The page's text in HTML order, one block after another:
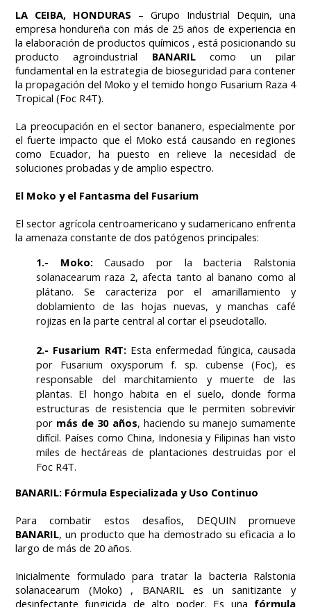
LA CEIBA, HONDURAS – Grupo Industrial Dequin, una
empresa hondureña con más de 25 años de experiencia en
la elaboración de productos químicos , está posicionando su
producto agroindustrial BANARILcomo un pilar
fundamental en la estrategia de bioseguridad para contener
la propagación del Moko y el temido hongo Fusarium Raza 4
Tropical (Foc R4T).
La preocupación en el sector bananero, especialmente por
el fuerte impacto que el Moko está causando en regiones
como Ecuador, ha puesto en relieve la necesidad de
soluciones probadas y de amplio espectro.
El Moko y el Fantasma del Fusarium
El sector agrícola centroamericano y sudamericano enfrenta
la amenaza constante de dos patógenos principales:
1.- Moko:Causado por la bacteria Ralstonia
solanacearum raza 2, afecta tanto al banano como al
plátano. Se caracteriza por el amarillamiento y
doblamiento de las hojas nuevas, y manchas café
rojizas en la parte central al cortar el pseudotallo.
2.- Fusarium R4T:Esta enfermedad fúngica, causada
por Fusarium oxysporum f. sp. cubense (Foc), es
responsable del marchitamiento y muerte de las
plantas. El hongo habita en el suelo, donde forma
estructuras de resistencia que le permiten sobrevivir
por más de 30 años, haciendo su manejo sumamente
difícil. Países como China, Indonesia y Filipinas han visto
miles de hectáreas de plantaciones destruidas por el
Foc R4T.
BANARIL: Fórmula Especializada y Uso Continuo
Para combatir estos desafíos, DEQUIN promueve
BANARIL, un producto que ha demostrado su eficacia a lo
largo de más de 20 años.
Inicialmente formulado para tratar la bacteria Ralstonia
solanacearum (Moko) , BANARIL es un sanitizante y
desinfectante fungicida de alto poder. Es una fórmula